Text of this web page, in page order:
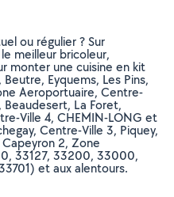
ou régulier ? Sur
meilleur bricoleur,
monter une cuisine en kit
Eyquems, Les Pins,
Aeroportuaire, Centre-
Beaudesert, La Foret,
Ville 4, CHEMIN-LONG et
Centre-Ville 3, Piquey,
2, Zone
33127, 33200, 33000,
et aux alentours.